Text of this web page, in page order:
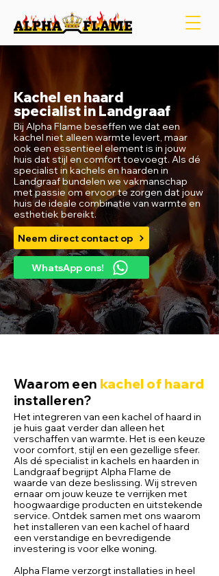
Kachel en haard
specialist in Landgraaf
Bij Alpha Flame beseffen we dat een
kachel niet alleen warmte levert, maar
ook een essentieel element is in jouw
huis dat stijl en comfort toevoegt. Als dé
specialist in kachels en haarden in
Landgraaf bundelen we vakmanschap
met passie om ervoor te zorgen dat jouw
huis de ideale combinatie van warmte en
esthetiek bereikt.
Neem direct contact op
WhatsApp ons!
Waarom een kachel of haard
installeren?
Het integreren van een kachel of haard in
je huis gaat verder dan alleen het
verschaffen van warmte. Het is een keuze
voor comfort, stijl en een gezellige sfeer.
Als dé specialist in kachels en haarden in
Landgraaf begrijpt Alpha Flame de
waarde van deze beslissing. Wij streven
ernaar om jouw keuze te verrijken met
hoogwaardige producten en uitstekende
service. Ontdek samen met ons waarom
het installeren van een kachel of haard
een verstandige en bevredigende
investering is voor elke woning.
Alpha Flame verzorgt installaties in heel